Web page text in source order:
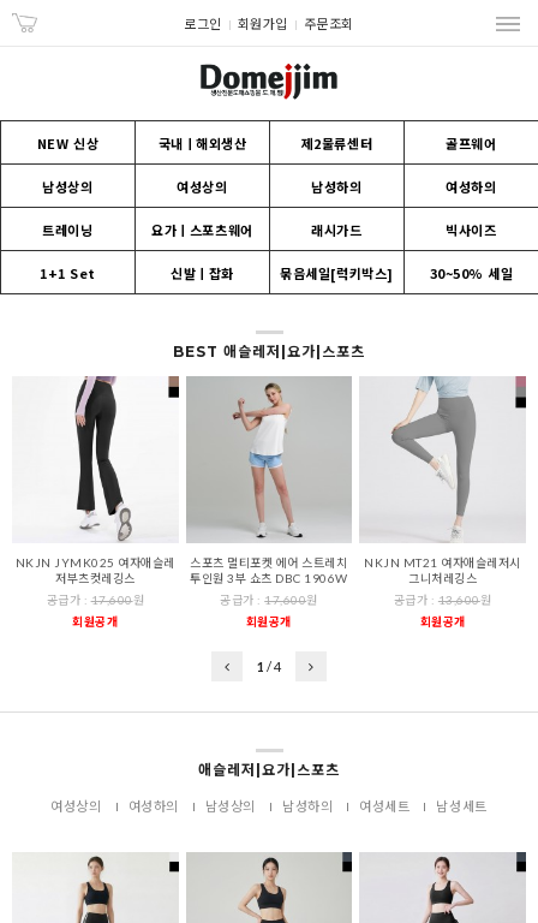
로그인 회원가입 주문조회
NEW 신상 국내ㅣ해외생산 제2물류센터 골프웨어
남성상의 여성상의 남성하의 여성하의
트레이닝 요가ㅣ스포츠웨어 래시가드 빅사이즈
1+1 Set 신발ㅣ잡화 묶음세일[럭키박스] 30~50% 세일
BEST 애슬레저|요가|스포츠
NKJN JYMK025 여자애슬레
저부츠컷레깅스
공급가 :17,600원
회원공개
스포츠 멀티포켓 에어 스트레치
투인원 3부 쇼츠 DBC 1906W
공급가 :17,600원
회원공개
NKJN MT21 여자애슬레저시
그니처레깅스
공급가 : 13,600원
회원공개
1 /4
애슬레저|요가|스포츠
여성상의 여성하의 남성상의 남성하의 여성세트 남성세트